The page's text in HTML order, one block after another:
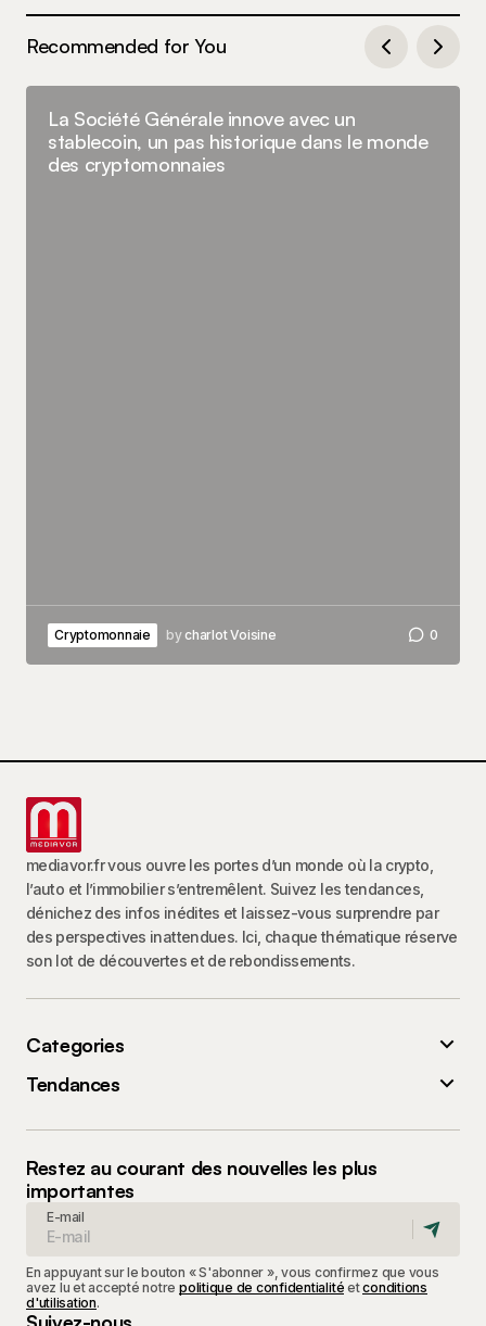
Recommended for You
La Société Générale innove avec un
stablecoin, un pas historique dans le monde
des cryptomonnaies
Cryptomonnaie bycharlot Voisine 0
mediavor.fr vous ouvre les portes d’un monde où la crypto,
l’auto et l’immobilier s’entremêlent. Suivez les tendances,
dénichez des infos inédites et laissez-vous surprendre par
des perspectives inattendues. Ici, chaque thématique réserve
son lot de découvertes et de rebondissements.
Categories
Tendances
Restez au courant des nouvelles les plus
importantes
E-mail
En appuyant sur le bouton « S'abonner », vous confirmez que vous
avez lu et accepté notre politique de confidentialité etconditions
d'utilisation.